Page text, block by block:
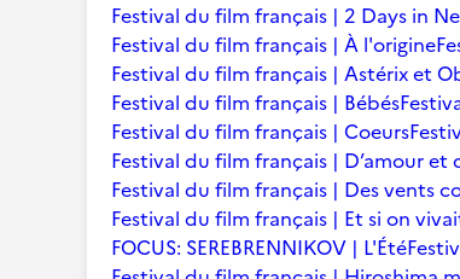
Festival du film français | 2 Days in
Festival du film français | À l'origine
Festival du film français | Astérix et
Festival du film français | Bébés
Festival du film français | Coeurs
Festival du film français | D’amour et
Festival du film français | Des vents
Festival du film français | Et si on
FOCUS: SEREBRENNIKOV | L'Été